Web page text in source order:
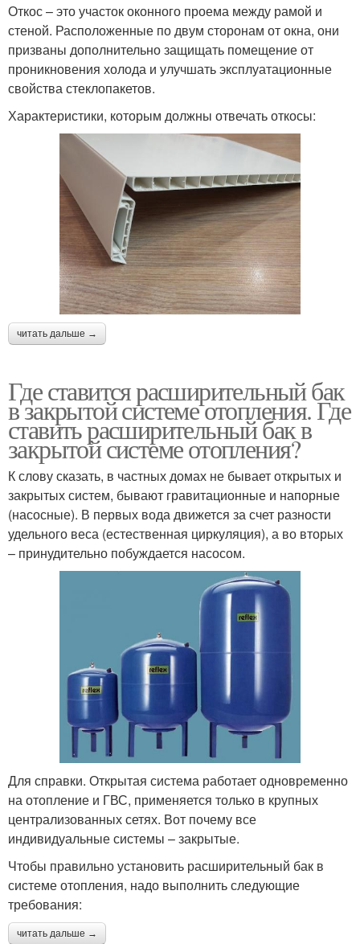
Откос – это участок оконного проема между рамой и
стеной. Расположенные по двум сторонам от окна, они
призваны дополнительно защищать помещение от
проникновения холода и улучшать эксплуатационные
свойства стеклопакетов.
Характеристики, которым должны отвечать откосы:
читать дальше →
Где ставится расширительный бак
в закрытой системе отопления. Где
ставить расширительный бак в
закрытой системе отопления?
К слову сказать, в частных домах не бывает открытых и
закрытых систем, бывают гравитационные и напорные
(насосные). В первых вода движется за счет разности
удельного веса (естественная циркуляция), а во вторых
– принудительно побуждается насосом.
Для справки. Открытая система работает одновременно
на отопление и ГВС, применяется только в крупных
централизованных сетях. Вот почему все
индивидуальные системы – закрытые.
Чтобы правильно установить расширительный бак в
системе отопления, надо выполнить следующие
требования:
читать дальше →